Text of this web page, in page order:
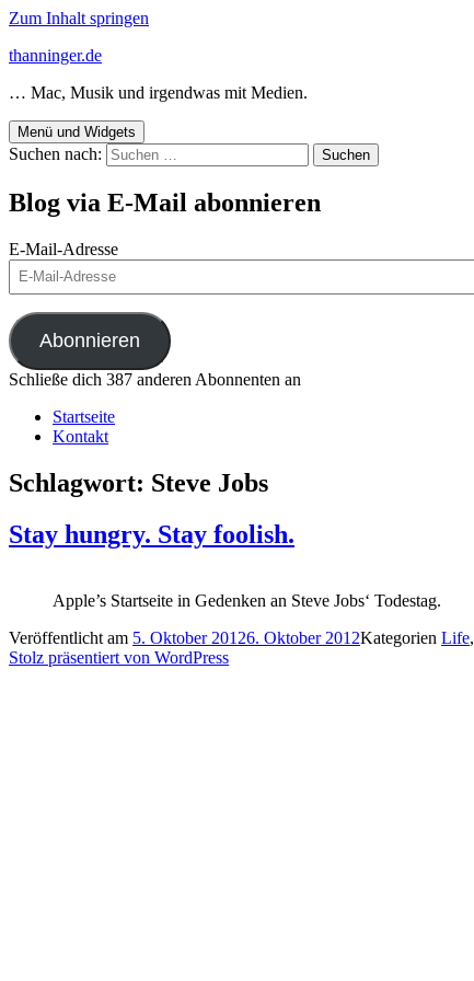
Zum Inhalt springen
thanninger.de
… Mac, Musik und irgendwas mit Medien.
Menü und Widgets
Suchen nach:
Blog via E-Mail abonnieren
E-Mail-Adresse
Abonnieren
Schließe dich 387 anderen Abonnenten an
Startseite
Kontakt
Schlagwort: Steve Jobs
Stay hungry. Stay foolish.
Apple’s Startseite in Gedenken an Steve Jobs‘ Todestag.
Veröffentlicht am 5. Oktober 20126. Oktober 2012Kategorien Life,
Stolz präsentiert von WordPress